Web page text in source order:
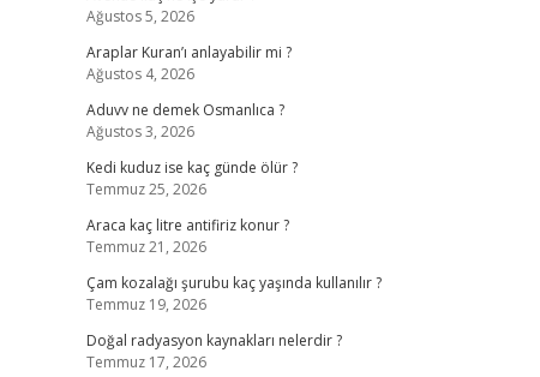
Ağustos 5, 2026
Araplar Kuran’ı anlayabilir mi ?
Ağustos 4, 2026
Aduvv ne demek Osmanlıca ?
Ağustos 3, 2026
Kedi kuduz ise kaç günde ölür ?
Temmuz 25, 2026
Araca kaç litre antifiriz konur ?
Temmuz 21, 2026
Çam kozalağı şurubu kaç yaşında kullanılır ?
Temmuz 19, 2026
Doğal radyasyon kaynakları nelerdir ?
Temmuz 17, 2026